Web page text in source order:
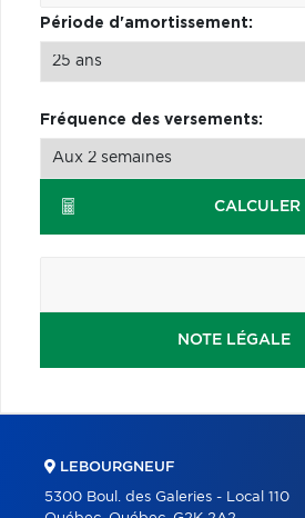
Période d'amortissement:
Fréquence des versements:
CALCULER
NOTE LÉGALE
LEBOURGNEUF
5300 Boul. des Galeries - Local 110